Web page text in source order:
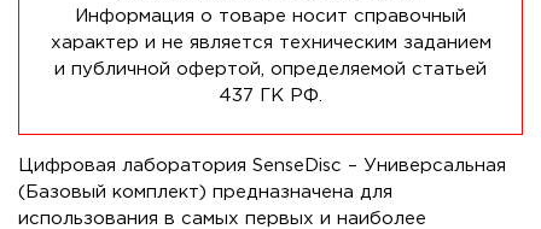
Информация о товаре носит справочный
характер и не является техническим заданием
и публичной офертой, определяемой статьей
437 ГК РФ.
Цифровая лаборатория SenseDisс – Универсальная
(Базовый комплект) предназначена для
использования в самых первых и наиболее